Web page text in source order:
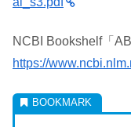
NCBI Bookshelf「
https://